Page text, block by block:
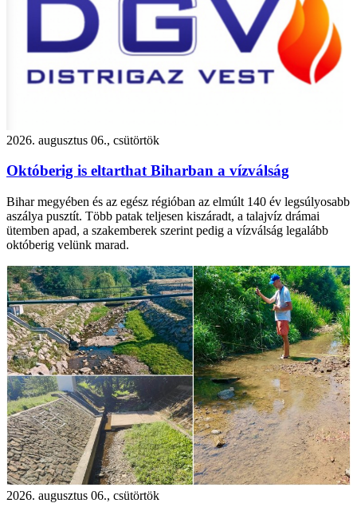
2026. augusztus 06., csütörtök
Októberig is eltarthat Biharban a vízválság
Bihar megyében és az egész régióban az elmúlt 140 év legsúlyosabb
aszálya pusztít. Több patak teljesen kiszáradt, a talajvíz drámai
ütemben apad, a szakemberek szerint pedig a vízválság legalább
októberig velünk marad.
2026. augusztus 06., csütörtök